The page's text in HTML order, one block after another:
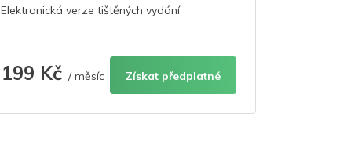
Elektronická verze tištěných vydání
199 Kč / měsíc Získat předplatné